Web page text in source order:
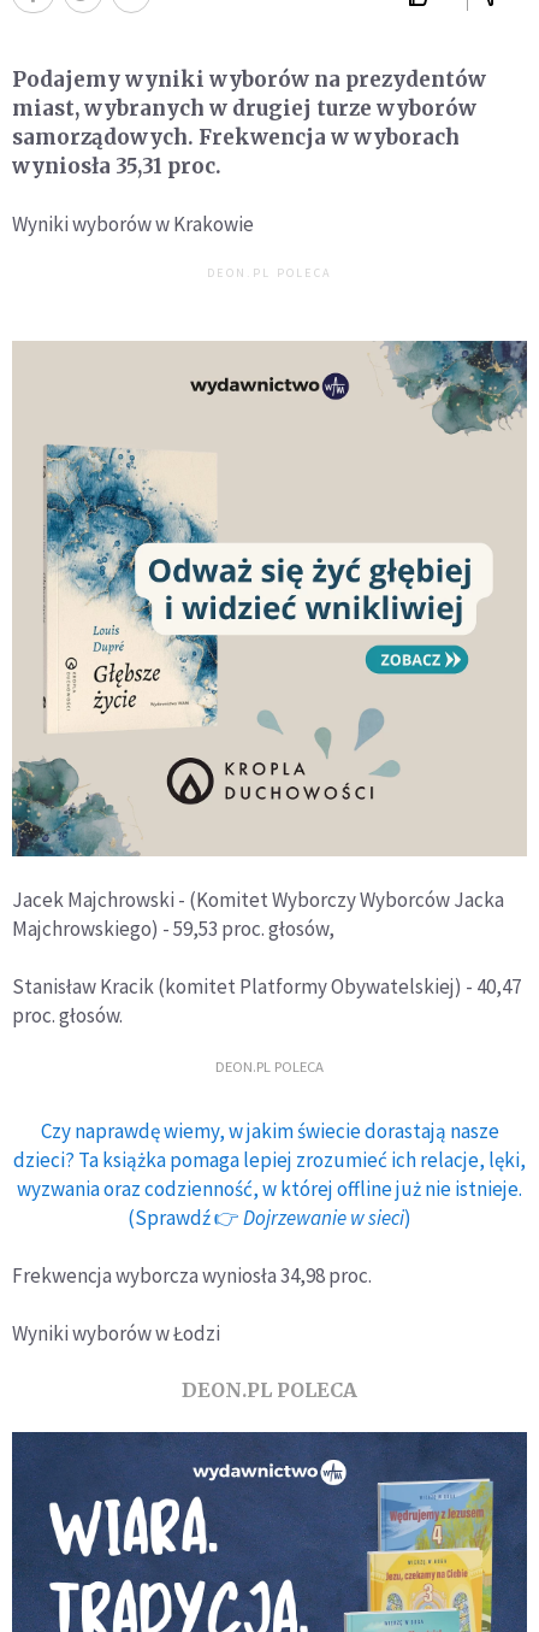
Podajemy wyniki wyborów na prezydentów
miast, wybranych w drugiej turze wyborów
samorządowych. Frekwencja w wyborach
wyniosła 35,31 proc.
Wyniki wyborów w Krakowie
DEON.PL POLECA
Jacek Majchrowski - (Komitet Wyborczy Wyborców Jacka
Majchrowskiego) - 59,53 proc. głosów,
Stanisław Kracik (komitet Platformy Obywatelskiej) - 40,47
proc. głosów.
DEON.PL POLECA
Czy naprawdę wiemy, w jakim świecie dorastają nasze
dzieci? Ta książka pomaga lepiej zrozumieć ich relacje, lęki,
wyzwania oraz codzienność, w której offline już nie istnieje.
(Sprawdź 👉Dojrzewanie w sieci)
Frekwencja wyborcza wyniosła 34,98 proc.
Wyniki wyborów w Łodzi
DEON.PL POLECA